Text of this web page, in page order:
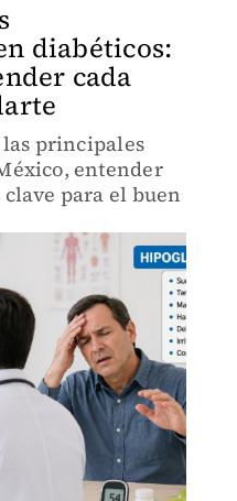
diabéticos:
cada
las principales
entender
para el buen